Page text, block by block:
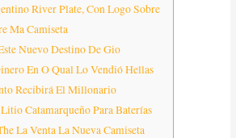
River Plate, Con Logo Sobre
Ma Camiseta
Nuevo Destino De Gio
En O Qual Lo Vendió Hellas
Recibirá El Millonario
Catamarqueño Para Baterías
La Venta La Nueva Camiseta